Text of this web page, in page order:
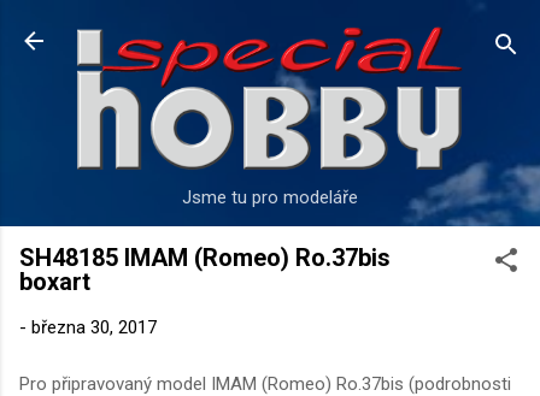
Přeskočit na hlavní obsah
Jsme tu pro modeláře
SH48185 IMAM (Romeo) Ro.37bis
boxart
- března 30, 2017
Pro připravovaný model IMAM (Romeo) Ro.37bis (podrobnosti